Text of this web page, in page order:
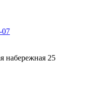
07
набережная 25